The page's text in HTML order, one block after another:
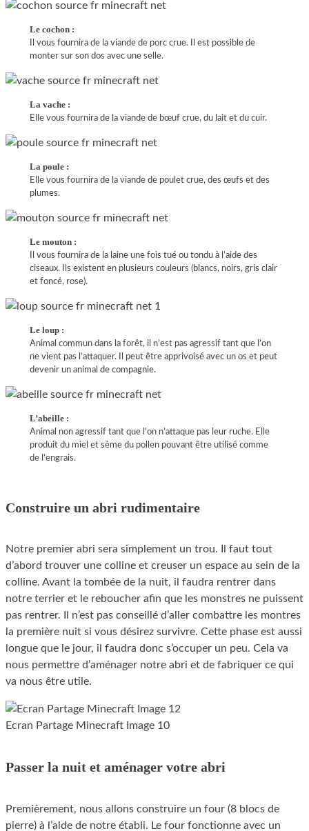
Le cochon :
Il vous fournira de la viande de porc crue. Il est possible de
monter sur son dos avec une selle.
La vache :
Elle vous fournira de la viande de bœuf crue, du lait et du cuir.
La poule :
Elle vous fournira de la viande de poulet crue, des œufs et des
plumes.
Le mouton :
Il vous fournira de la laine une fois tué ou tondu à l’aide des
ciseaux. Ils existent en plusieurs couleurs (blancs, noirs, gris clair
et foncé, rose).
Le loup :
Animal commun dans la forêt, il n’est pas agressif tant que l’on
ne vient pas l’attaquer. Il peut être apprivoisé avec un os et peut
devenir un animal de compagnie.
L’abeille :
Animal non agressif tant que l’on n’attaque pas leur ruche. Elle
produit du miel et sème du pollen pouvant être utilisé comme
de l’engrais.
Construire un abri rudimentaire
Notre premier abri sera simplement un trou. Il faut tout
d’abord trouver une colline et creuser un espace au sein de la
colline. Avant la tombée de la nuit, il faudra rentrer dans
notre terrier et le reboucher afin que les monstres ne puissent
pas rentrer. Il n’est pas conseillé d’aller combattre les montres
la première nuit si vous désirez survivre. Cette phase est aussi
longue que le jour, il faudra donc s’occuper un peu. Cela va
nous permettre d’aménager notre abri et de fabriquer ce qui
va nous être utile.
Ecran Partage Minecraft Image 10
Passer la nuit et aménager votre abri
Premièrement, nous allons construire un four (8 blocs de
pierre) à l’aide de notre établi. Le four fonctionne avec un